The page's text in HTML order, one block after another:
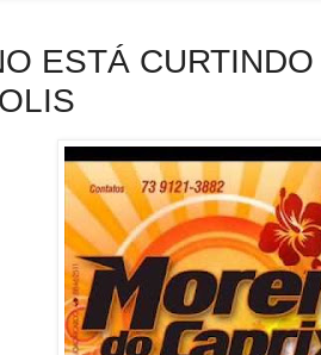
ESTÁ